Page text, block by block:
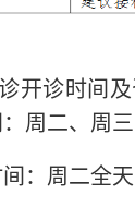
开诊时间
周二、周
：周二全